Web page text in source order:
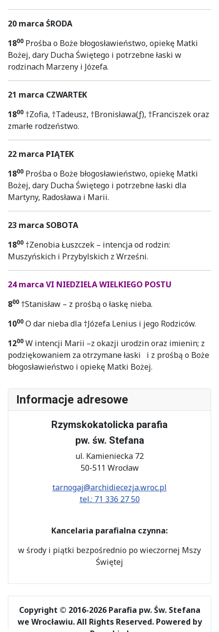
Informacje adresowe
Rzymskokatolicka parafia
pw. św. Stefana
ul. Kamieniecka 72
50-511 Wrocław
tarnogaj@archidiecezja.wroc.pl
tel.: 71 336 27 50
Kancelaria parafialna czynna:
w środy i piątki bezpośrednio po wieczornej Mszy
Świętej
20 marca ŚRODA
1800 Prośba o Boże błogosławieństwo, opiekę Matki
Bożej, dary Ducha Świętego i potrzebne łaski w
rodzinach Marzeny i Józefa.
21 marca CZWARTEK
1800 †Zofia, †Tadeusz, †Bronisława(ƒ), †Franciszek oraz
zmarłe rodzeństwo.
22 marca PIĄTEK
1800 Prośba o Boże błogosławieństwo, opiekę Matki
Bożej, dary Ducha Świętego i potrzebne łaski dla
Martyny, Radosława i Marii.
23 marca SOBOTA
1800 †Zenobia Łuszczek – intencja od rodzin:
Muszyńskich i Przybylskich z Wrześni.
24 marca VI NIEDZIELA WIELKIEGO POSTU
800 †Stanisław – z prośbą o łaskę nieba.
1000 O dar nieba dla †Józefa Lenius i jego Rodziców.
1200 W intencji Marii –z okazji urodzin oraz imienin; z
podziękowaniem za otrzymane łaski i z prośbą o Boże
błogosławieństwo i opiekę Matki Bożej.
Copyright © 2016-2026 Parafia pw. Św. Stefana
we Wrocławiu. All Rights Reserved. Powered by